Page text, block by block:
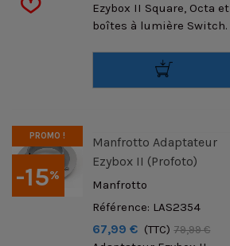
Ezybox II Square, Octa et
boîtes à lumière Switch.
-15%
PROMO !
Manfrotto Adaptateur
Ezybox II (Profoto)
Manfrotto
Référence: LAS2354
67,99 € (TTC) 79,99 €